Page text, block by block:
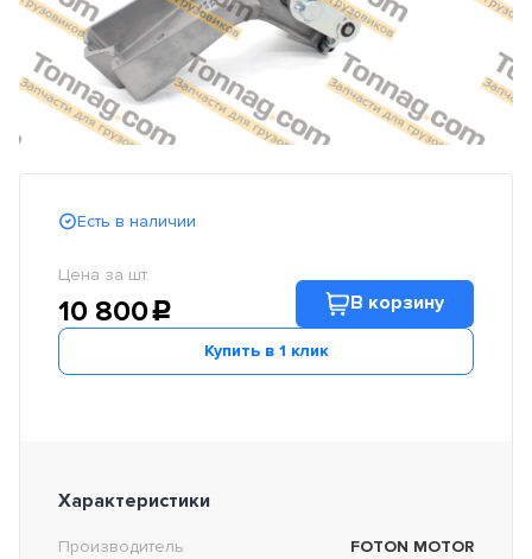
Есть в наличии
Цена за шт.
10 800c В корзину
Купить в 1 клик
Характеристики
Производитель
FOTON MOTOR